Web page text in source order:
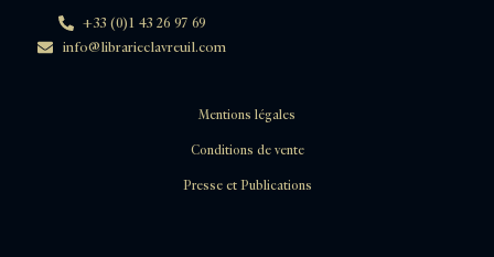
+33 (0)1 43 26 97 69
info@librarieclavreuil.com
Mentions légales
Conditions de vente
Presse et Publications